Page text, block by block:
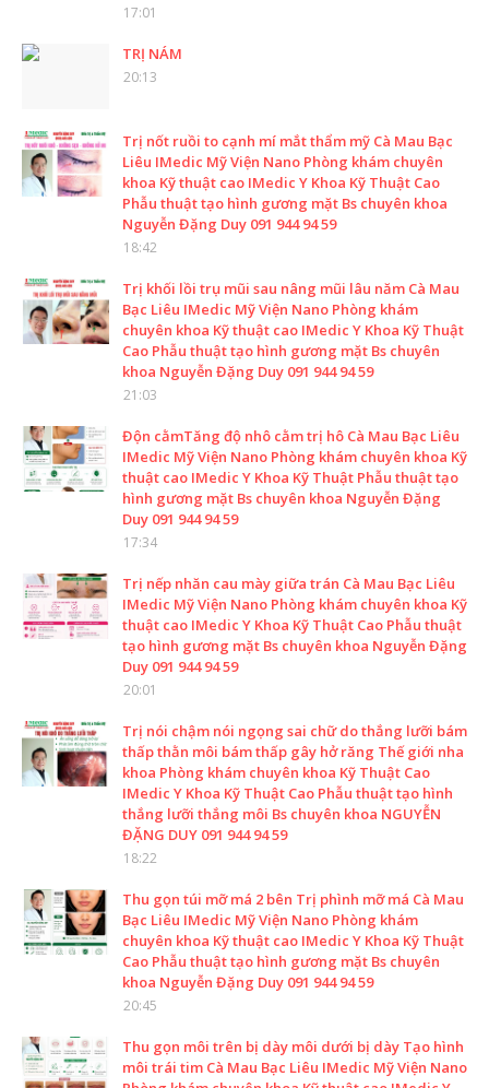
17:01
TRỊ NÁM
20:13
Trị nốt ruồi to cạnh mí mắt thẩm mỹ Cà Mau Bạc
Liêu IMedic Mỹ Viện Nano Phòng khám chuyên
khoa Kỹ thuật cao IMedic Y Khoa Kỹ Thuật Cao
Phẫu thuật tạo hình gương mặt Bs chuyên khoa
Nguyễn Đặng Duy 091 944 94 59
18:42
Trị khối lồi trụ mũi sau nâng mũi lâu năm Cà Mau
Bạc Liêu IMedic Mỹ Viện Nano Phòng khám
chuyên khoa Kỹ thuật cao IMedic Y Khoa Kỹ Thuật
Cao Phẫu thuật tạo hình gương mặt Bs chuyên
khoa Nguyễn Đặng Duy 091 944 94 59
21:03
Độn cằmTăng độ nhô cằm trị hô Cà Mau Bạc Liêu
IMedic Mỹ Viện Nano Phòng khám chuyên khoa Kỹ
thuật cao IMedic Y Khoa Kỹ Thuật Phẫu thuật tạo
hình gương mặt Bs chuyên khoa Nguyễn Đặng
Duy 091 944 94 59
17:34
Trị nếp nhăn cau mày giữa trán Cà Mau Bạc Liêu
IMedic Mỹ Viện Nano Phòng khám chuyên khoa Kỹ
thuật cao IMedic Y Khoa Kỹ Thuật Cao Phẫu thuật
tạo hình gương mặt Bs chuyên khoa Nguyễn Đặng
Duy 091 944 94 59
20:01
Trị nói chậm nói ngọng sai chữ do thắng lưỡi bám
thấp thằn môi bám thấp gây hở răng Thế giới nha
khoa Phòng khám chuyên khoa Kỹ Thuật Cao
IMedic Y Khoa Kỹ Thuật Cao Phẫu thuật tạo hình
thắng lưỡi thắng môi Bs chuyên khoa NGUYỄN
ĐẶNG DUY 091 944 94 59
18:22
Thu gọn túi mỡ má 2 bên Trị phình mỡ má Cà Mau
Bạc Liêu IMedic Mỹ Viện Nano Phòng khám
chuyên khoa Kỹ thuật cao IMedic Y Khoa Kỹ Thuật
Cao Phẫu thuật tạo hình gương mặt Bs chuyên
khoa Nguyễn Đặng Duy 091 944 94 59
20:45
Thu gọn môi trên bị dày môi dưới bị dày Tạo hình
môi trái tim Cà Mau Bạc Liêu IMedic Mỹ Viện Nano